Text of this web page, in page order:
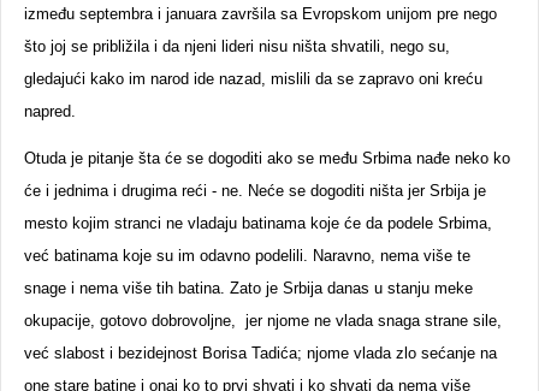
između septembra i januara završila sa Evropskom unijom pre nego
što joj se približila i da njeni lideri nisu ništa shvatili, nego su,
gledajući kako im narod ide nazad, mislili da se zapravo oni kreću
napred.
Otuda je pitanje šta će se dogoditi ako se među Srbima nađe neko ko
će i jednima i drugima reći - ne. Neće se dogoditi ništa jer Srbija je
mesto kojim stranci ne vladaju batinama koje će da podele Srbima,
već batinama koje su im odavno podelili. Naravno, nema više te
snage i nema više tih batina. Zato je Srbija danas u stanju meke
okupacije, gotovo dobrovoljne, jer njome ne vlada snaga strane sile,
već slabost i bezidejnost Borisa Tadića; njome vlada zlo sećanje na
one stare batine i onaj ko to prvi shvati i ko shvati da nema više